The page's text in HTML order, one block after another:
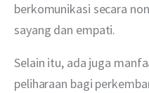
berkomunikasi secara
sayang dan empati.
Selain itu, ada juga
peliharaan bagi